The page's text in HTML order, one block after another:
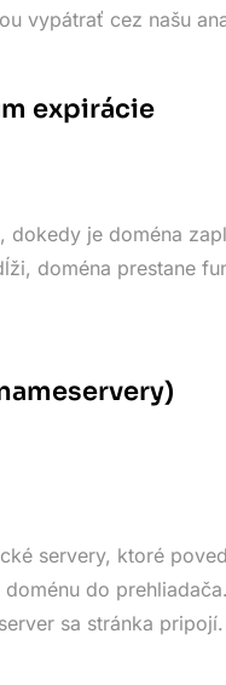
vypátrať cez našu
expirácie
dokedy je doména
doména prestane
servery, ktoré
doménu do
sa stránka pripojí.